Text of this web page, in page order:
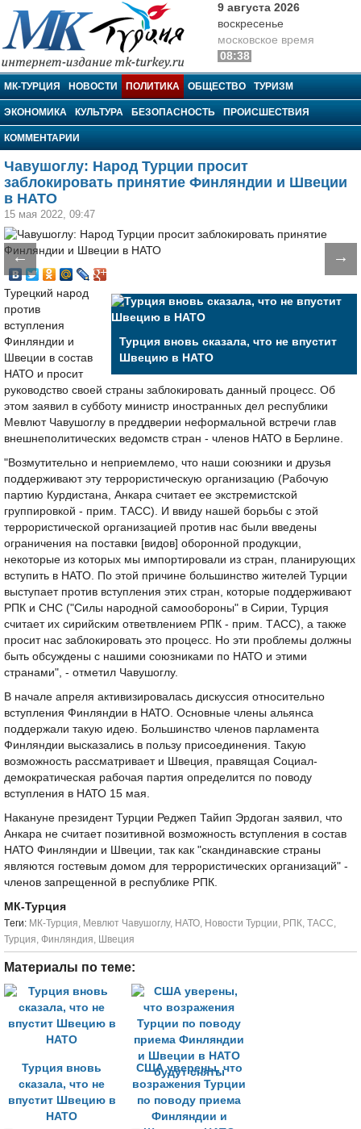
МК-Турция
9 августа 2026
воскресенье
московское время
08:38
МК-ТУРЦИЯ НОВОСТИ ПОЛИТИКА ОБЩЕСТВО ТУРИЗМ
ЭКОНОМИКА КУЛЬТУРА БЕЗОПАСНОСТЬ ПРОИСШЕСТВИЯ
КОММЕНТАРИИ
Чавушоглу: Народ Турции просит
заблокировать принятие Финляндии и Швеции
в НАТО
15 мая 2022, 09:47
← →
Турция вновь сказала, что не впустит
Швецию в НАТО
Турецкий народ
против
вступления
Финляндии и
Швеции в состав
НАТО и просит
руководство своей страны заблокировать данный процесс. Об
этом заявил в субботу министр иностранных дел республики
Мевлют Чавушоглу в преддверии неформальной встречи глав
внешнеполитических ведомств стран - членов НАТО в Берлине.
"Возмутительно и неприемлемо, что наши союзники и друзья
поддерживают эту террористическую организацию (Рабочую
партию Курдистана, Анкара считает ее экстремистской
группировкой - прим. ТАСС). И ввиду нашей борьбы с этой
террористической организацией против нас были введены
ограничения на поставки [видов] оборонной продукции,
некоторые из которых мы импортировали из стран, планирующих
вступить в НАТО. По этой причине большинство жителей Турции
выступает против вступления этих стран, которые поддерживают
РПК и СНС ("Силы народной самообороны" в Сирии, Турция
считает их сирийским ответвлением РПК - прим. ТАСС), а также
просит нас заблокировать это процесс. Но эти проблемы должны
быть обсуждены с нашими союзниками по НАТО и этими
странами", - отметил Чавушоглу.
В начале апреля активизировалась дискуссия относительно
вступления Финляндии в НАТО. Основные члены альянса
поддержали такую идею. Большинство членов парламента
Финляндии высказались в пользу присоединения. Такую
возможность рассматривает и Швеция, правящая Социал-
демократическая рабочая партия определится по поводу
вступления в НАТО 15 мая.
Накануне президент Турции Реджеп Тайип Эрдоган заявил, что
Анкара не считает позитивной возможность вступления в состав
НАТО Финляндии и Швеции, так как "скандинавские страны
являются гостевым домом для террористических организаций" -
членов запрещенной в республике РПК.
МК-Турция
Tеги: МК-Турция, Мевлют Чавушоглу, НАТО, Новости Турции, РПК, ТАСС,
Турция, Финляндия, Швеция
Материалы по теме:
Турция вновь
сказала, что не
впустит Швецию в
НАТО
США уверены, что
возражения Турции
по поводу приема
Финляндии и